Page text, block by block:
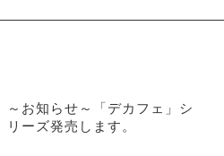
～お知らせ～「デカフェ」シ
リーズ発売します。